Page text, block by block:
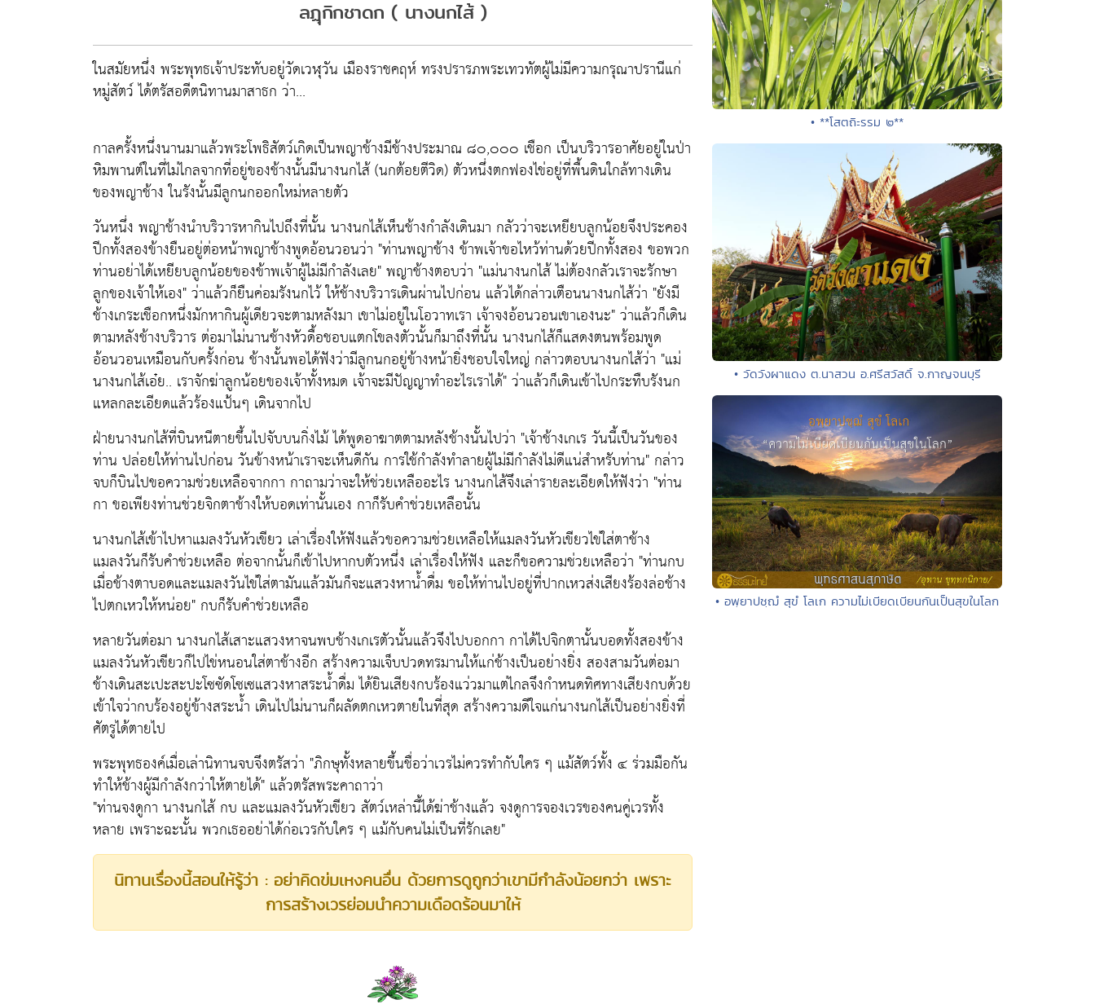
ลฏุุกิกชาดก ( นางนกไส้ )
ในสมัยหนึ่ง พระพุทธเจ้าประทับอยู่วัดเวฬุวัน เมืองราชคฤห์ ทรงปรารภพระเทวทัตผู้ไม่มีความกรุณาปรานีแก่
หมู่สัตว์ ได้ตรัสอดีตนิทานมาสาธก ว่า...
กาลครั้งหนึ่งนานมาแล้วพระโพธิสัตว์เกิดเป็นพญาช้างมีช้างประมาณ ๘๐,๐๐๐ เชือก เป็นบริวารอาศัยอยู่ในป่า
หิมพานต์ในที่ไม่ไกลจากที่อยู่ของช้างนั้นมีนางนกไส้ (นกต้อยตีวิด) ตัวหนึ่งตกฟองไข่อยู่ที่พื้นดินใกล้ทางเดิน
ของพญาช้าง ในรังนั้นมีลูกนกออกใหม่หลายตัว
วันหนึ่ง พญาช้างนำบริวารหากินไปถึงที่นั้น นางนกไส้เห็นช้างกำลังเดินมา กลัวว่าจะเหยียบลูกน้อยจึงประคอง
ปีกทั้งสองข้างยืนอยู่ต่อหน้าพญาช้างพูดอ้อนวอนว่า "ท่านพญาช้าง ข้าพเจ้าขอไหว้ท่านด้วยปีกทั้งสอง ขอพวก
ท่านอย่าได้เหยียบลูกน้อยของข้าพเจ้าผู้ไม่มีกำลังเลย" พญาช้างตอบว่า "แม่นางนกไส้ ไม่ต้องกลัวเราจะรักษา
ลูกของเจ้าให้เอง" ว่าแล้วก็ยืนค่อมรังนกไว้ ให้ช้างบริวารเดินผ่านไปก่อน แล้วได้กล่าวเตือนนางนกไส้ว่า "ยังมี
ช้างเกระเชือกหนึ่งมักหากินผู้เดียวจะตามหลังมา เขาไม่อยู่ในโอวาทเรา เจ้าจงอ้อนวอนเขาเองนะ" ว่าแล้วก็เดิน
ตามหลังช้างบริวาร ต่อมาไม่นานช้างหัวดื้อชอบแตกโขลงตัวนั้นก็มาถึงที่นั้น นางนกไส้ก็แสดงตนพร้อมพูด
อ้อนวอนเหมือนกับครั้งก่อน ช้างนั้นพอได้ฟังว่ามีลูกนกอยู่ข้างหน้ายิ่งชอบใจใหญ่ กล่าวตอบนางนกไส้ว่า "แม่
นางนกไส้เอ๋ย.. เราจักฆ่าลูกน้อยของเจ้าทั้งหมด เจ้าจะมีปัญญาทำอะไรเราได้" ว่าแล้วก็เดินเข้าไปกระทืบรังนก
แหลกละเอียดแล้วร้องแป้นๆ เดินจากไป
ฝ่ายนางนกไส้ที่บินหนีตายขึ้นไปจับบนกิ่งไม้ ได้พูดอาฆาตตามหลังช้างนั้นไปว่า "เจ้าช้างเกเร วันนี้เป็นวันของ
ท่าน ปล่อยให้ท่านไปก่อน วันข้างหน้าเราจะเห็นดีกัน การใช้กำลังทำลายผู้ไม่มีกำลังไม่ดีแน่สำหรับท่าน" กล่าว
จบก็บินไปขอความช่วยเหลือจากกา กาถามว่าจะให้ช่วยเหลืออะไร นางนกไส้จึงเล่ารายละเอียดให้ฟังว่า "ท่าน
กา ขอเพียงท่านช่วยจิกตาช้างให้บอดเท่านั้นเอง กาก็รับคำช่วยเหลือนั้น
นางนกไส้เข้าไปหาแมลงวันหัวเขียว เล่าเรื่องให้ฟังแล้วขอความช่วยเหลือให้แมลงวันหัวเขียวไข่ใส่ตาช้าง
แมลงวันก็รับคำช่วยเหลือ ต่อจากนั้นก็เข้าไปหากบตัวหนึ่ง เล่าเรื่องให้ฟัง และก็ขอความช่วยเหลือว่า "ท่านกบ
เมื่อช้างตาบอดและแมลงวันไข่ใส่ตามันแล้วมันก็จะแสวงหาน้ำดื่ม ขอให้ท่านไปอยู่ที่ปากเหวส่งเสียงร้องล่อช้าง
ไปตกเหวให้หน่อย" กบก็รับคำช่วยเหลือ
หลายวันต่อมา นางนกไส้เสาะแสวงหาจนพบช้างเกเรตัวนั้นแล้วจึงไปบอกกา กาได้ไปจิกตานั้นบอดทั้งสองข้าง
แมลงวันหัวเขียวก็ไปไข่หนอนใส่ตาช้างอีก สร้างความเจ็บปวดทรมานให้แก่ช้างเป็นอย่างยิ่ง สองสามวันต่อมา
ช้างเดินสะเปะสะปะโซซัดโซเซแสวงหาสระน้ำดื่ม ได้ยินเสียงกบร้องแว่วมาแต่ไกลจึงกำหนดทิศทางเสียงกบด้วย
เข้าใจว่ากบร้องอยู่ข้างสระน้ำ เดินไปไม่นานก็ผลัดตกเหวตายในที่สุด สร้างความดีใจแก่นางนกไส้เป็นอย่างยิ่งที่
ศัตรูได้ตายไป
พระพุทธองค์เมื่อเล่านิทานจบจึงตรัสว่า "ภิกษุทั้งหลายขึ้นชื่อว่าเวรไม่ควรทำกับใคร ๆ แม้สัตว์ทั้ง ๔ ร่วมมือกัน
ทำให้ช้างผู้มีกำลังกว่าให้ตายได้" แล้วตรัสพระคาถาว่า
"ท่านจงดูกา นางนกไส้ กบ และแมลงวันหัวเขียว สัตว์เหล่านี้ได้ฆ่าช้างแล้ว จงดูการจองเวรของคนคู่เวรทั้ง
หลาย เพราะฉะนั้น พวกเธออย่าได้ก่อเวรกับใคร ๆ แม้กับคนไม่เป็นที่รักเลย"
นิทานเรื่องนี้สอนให้รู้ว่า : อย่าคิดข่มเหงคนอื่น ด้วยการดูถูกว่าเขามีกำลังน้อยกว่า เพราะ
การสร้างเวรย่อมนำความเดือดร้อนมาให้
• **โสตถิะรรม ๒**
• วัดวังผาแดง ต.นาสวน อ.ศรีสวัสดิ์ จ.กาญจนบุรี
• อพฺยาปชฺฌํ สุขํ โลเก ความไม่เบียดเบียนกันเป็นสุขในโลก